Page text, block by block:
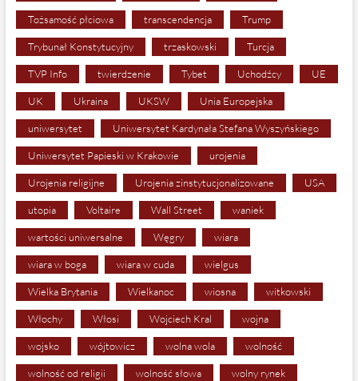
Tożsamość płciowa transcendencja Trump
Trybunał Konstytucyjny trzaskowski Turcja
TVP Info twierdzenie Tybet Uchodźcy UE
UK Ukraina UKSW Unia Europejska
uniwersytet Uniwersytet Kardynała Stefana Wyszyńskiego
Uniwersytet Papieski w Krakowie urojenia
Urojenia religijne Urojenia zinstytucjonalizowane USA
utopia Voltaire Wall Street waniek
wartości uniwersalne Węgry wiara
wiara w boga wiara w cuda wielgus
Wielka Brytania Wielkanoc wiosna witkowski
Włochy Włosi Wojciech Kral wojna
wojsko wójtowicz wolna wola wolność
wolność od religii wolność słowa wolny rynek